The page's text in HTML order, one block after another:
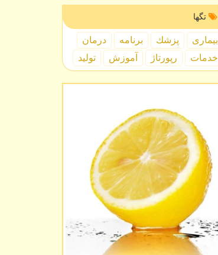
تگها
بیماری پزشك برنامه
درمان
خدمات
رپورتاژ آموزش تولید